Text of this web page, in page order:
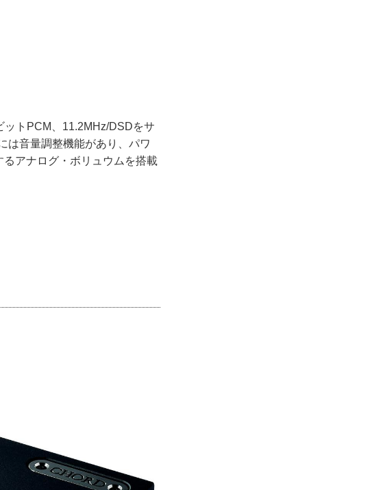
トPCM、11.2MHz/DSDをサ
は音量調整機能があり、パワ
アナログ・ボリュウムを搭載